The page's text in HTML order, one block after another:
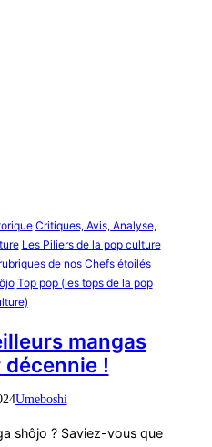
Critiques, Avis, Analyse,
Les Piliers de la pop culture
de nos Chefs étoilés
Top pop (les tops de la pop
mangas
!
Umeboshi
shôjo ? Saviez-vous que